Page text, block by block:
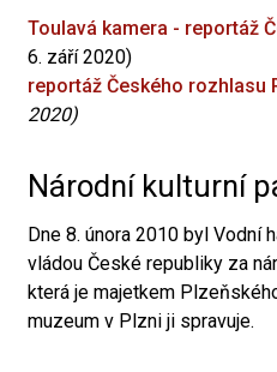
Toulavá kamera - reportáž
6. září 2020)
reportáž Českého rozhlasu
2020)
Národní kulturní
Dne 8. února 2010 byl Vodní
vládou České republiky za
která je majetkem
muzeum v Plzni ji spravuje.